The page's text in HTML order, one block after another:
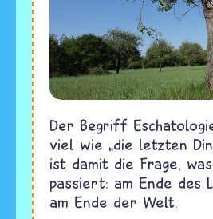
Der Begriff
viel wie „die letzten
ist damit die Frage, was
passiert: am Ende des
am Ende der Welt.